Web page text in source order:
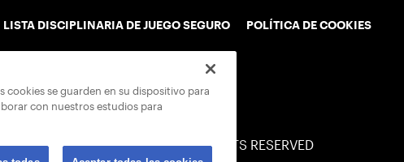
LISTA DISCIPLINARIA DE JUEGO SEGURO POLÍTICA DE COOKIES
© 2026 USTA ALL RIGHTS RESERVED
cookies se guarden en su dispositivo para
con nuestros estudios para